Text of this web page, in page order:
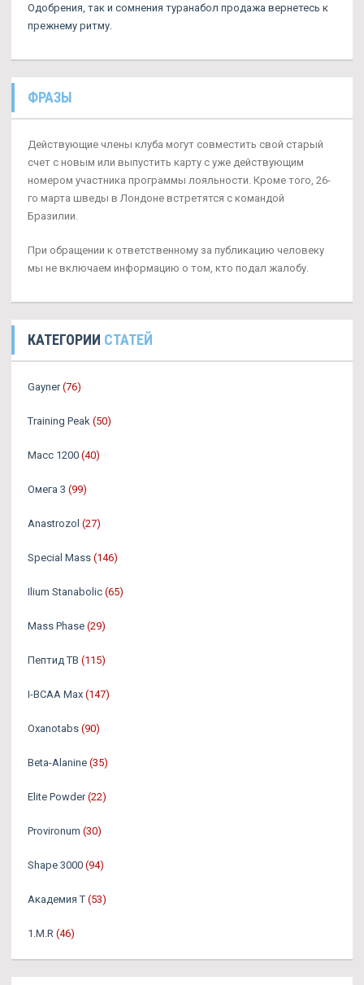
Одобрения, так и сомнения туранабол продажа вернетесь к
прежнему ритму.
ФРАЗЫ
Действующие члены клуба могут совместить свой старый
счет с новым или выпустить карту с уже действующим
номером участника программы лояльности. Кроме того, 26-
го марта шведы в Лондоне встретятся с командой
Бразилии.
При обращении к ответственному за публикацию человеку
мы не включаем информацию о том, кто подал жалобу.
КАТЕГОРИИ СТАТЕЙ
Gayner (76)
Training Peak (50)
Масс 1200 (40)
Омега 3 (99)
Аnastrozol (27)
Special Mass (146)
Ilium Stanabolic (65)
Mass Phase (29)
Пептид TB (115)
I-BCAA Max (147)
Oxanotabs (90)
Beta-Alanine (35)
Elite Powder (22)
Provironum (30)
Shape 3000 (94)
Академия Т (53)
1.M.R (46)